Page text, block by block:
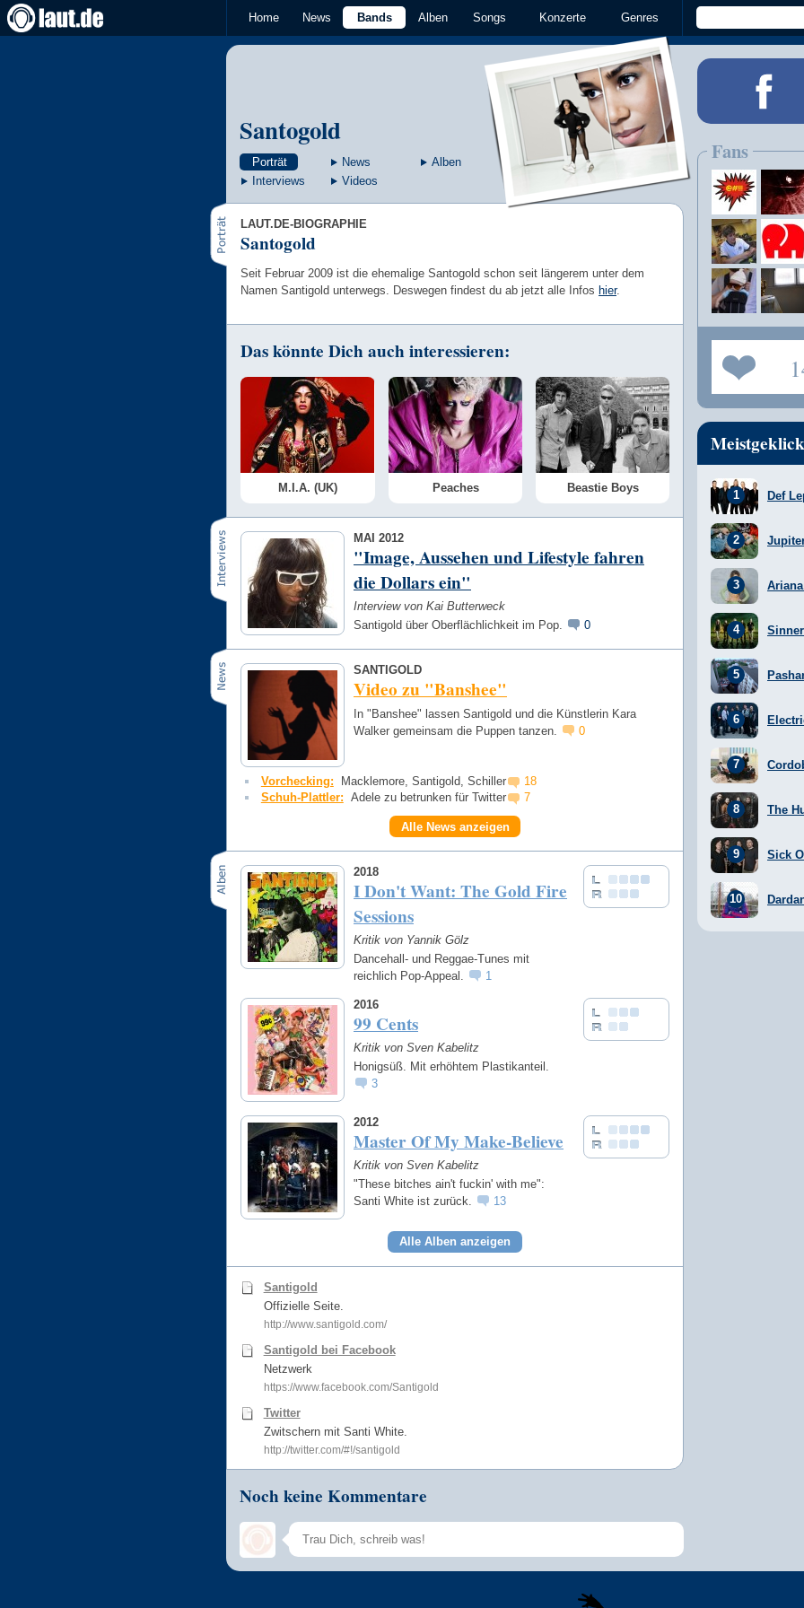
Home News Bands Alben Songs Konzerte Genres
Santogold
Porträt News
Alben
Interviews
Videos
LAUT.DE-BIOGRAPHIE
Santogold
Seit Februar 2009 ist die ehemalige Santogold schon seit längerem unter dem
Namen Santigold unterwegs. Deswegen findest du ab jetzt alle Infos hier.
Das könnte Dich auch interessieren:
M.I.A. (UK) Peaches Beastie Boys
MAI 2012
"Image, Aussehen und Lifestyle fahren
die Dollars ein"
Interview von Kai Butterweck
Santigold über Oberflächlichkeit im Pop.
0
SANTIGOLD
Video zu "Banshee"
In "Banshee" lassen Santigold und die Künstlerin Kara
Walker gemeinsam die Puppen tanzen.
0
Vorchecking: Macklemore, Santigold, Schiller
18
Schuh-Plattler: Adele zu betrunken für Twitter 7
Alle News anzeigen
2018
I Don't Want: The Gold Fire
Sessions
Kritik von Yannik Gölz
Dancehall- und Reggae-Tunes mit
reichlich Pop-Appeal.
1
2016
99 Cents
Kritik von Sven Kabelitz
Honigsüß. Mit erhöhtem Plastikanteil.
3
2012
Master Of My Make-Believe
Kritik von Sven Kabelitz
"These bitches ain't fuckin' with me":
Santi White ist zurück.
13
Alle Alben anzeigen
Santigold
Offizielle Seite.
http://www.santigold.com/
Santigold bei Facebook
Netzwerk
https://www.facebook.com/Santigold
Twitter
Zwitschern mit Santi White.
http://twitter.com/#!/santigold
Noch keine Kommentare
Speichern
Fans
Def
Sinner
The
Sick